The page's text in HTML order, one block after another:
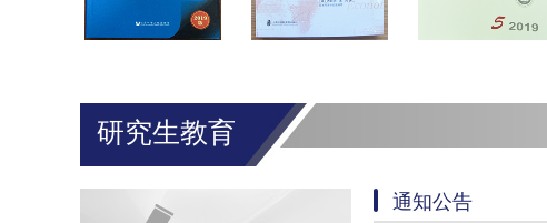
研究生教育
通知公告